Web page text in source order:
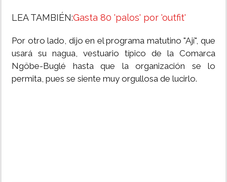
LEA TAMBIÉN:Gasta 80 'palos' por 'outfit'
Por otro lado, dijo en el programa matutino "Ají", que
usará su nagua, vestuario típico de la Comarca
Ngöbe-Buglé hasta que la organización se lo
permita, pues se siente muy orgullosa de lucirlo.